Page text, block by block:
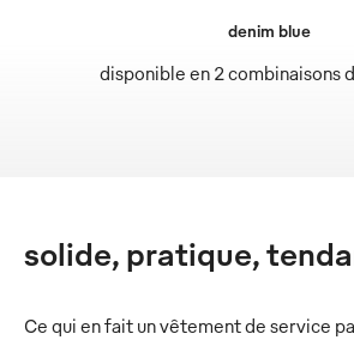
disponible en 2 combinaisons
denim blue
solide, pratique,
Ce qui en fait un vêtement de service